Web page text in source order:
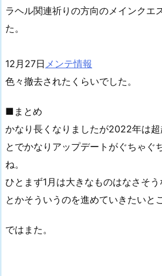
ラヘル関連祈りの方向のメインクエ
た。
12月27日 メンテ情報
色々撤去されたくらいでした。
■まとめ
かなり長くなりましたが2022年は
とでかなりアップデートがぐちゃぐ
ね。
ひとまず1月は大きなものはなさそ
とかそういうのを進めていきたいと
ではまた。